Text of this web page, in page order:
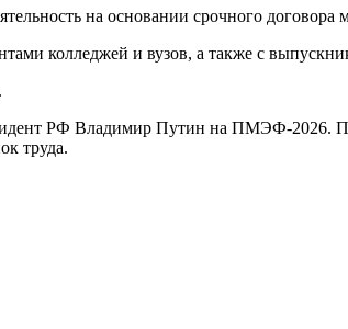
на основании срочного
колледжей и вузов, а также с
РФ Владимир Путин на ПМЭФ-2026.
труда.